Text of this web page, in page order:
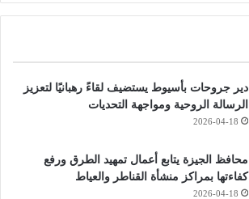
دير جروحات بأسيوط يستضيف لقاءً رهبانيًا لتعزيز
الرسالة الروحية ومواجهة التحديات
2026-04-18
محافظ الجيزة يتابع أعمال تمهيد الطرق ورفع
كفاءتها بمراكز منشأة القناطر والعياط
2026-04-18